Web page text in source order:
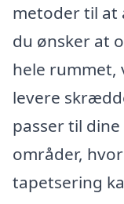
metoder til at
du ønsker at
hele rummet,
levere
passer til
områder,
tapetsering